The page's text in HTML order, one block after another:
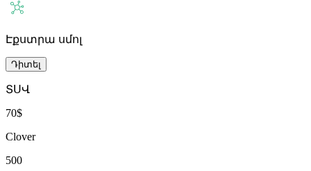
Էքստրա սմոլ
Դիտել
ՏՍՎ
70$
Clover
500